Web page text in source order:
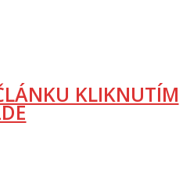
KLIKNUTÍM